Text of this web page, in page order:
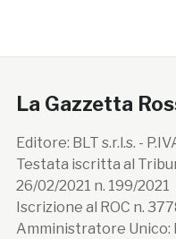
La Gazzetta
Editore: BLT s.r.l.s. -
Testata iscritta al
26/02/2021 n. 199/2021
Iscrizione al ROC n.
Amministratore